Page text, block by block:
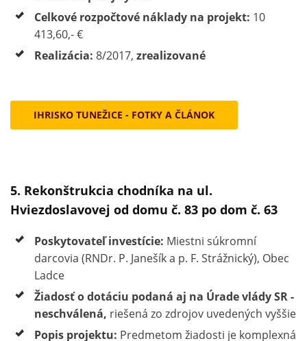
Celkové rozpočtové náklady na projekt: 10
413,60,- €
Realizácia: 8/2017, zrealizované
IHRISKO TUNEŽICE - FOTKY A ČLÁNOK
5. Rekonštrukcia chodníka na ul.
Hviezdoslavovej od domu č. 83 po dom č. 63
Poskytovateľ investície: Miestni súkromní
darcovia (RNDr. P. Janešík a p. F. Strážnický), Obec
Ladce
Žiadosť o dotáciu podaná aj na Úrade vlády SR -
neschválená, riešená zo zdrojov uvedených vyššie
Popis projektu: Predmetom žiadosti je komplexná